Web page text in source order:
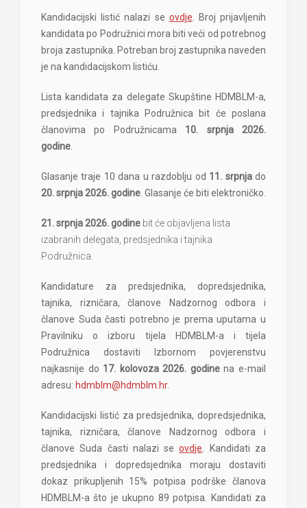
Kandidacijski listić nalazi se ovdje . Broj prijavljenih
kandidata po Podružnici mora biti veći od potrebnog
broja zastupnika. Potreban broj zastupnika naveden
je na kandidacijskom listiću.
Lista kandidata za delegate Skupštine HDMBLM-a,
predsjednika i tajnika Podružnica bit će poslana
članovima po Podružnicama 10. srpnja 2026.
godine
Glasanje traje 10 dana u razdoblju od 11. srpnjado
20. srpnja 2026. godine . Glasanje će biti elektroničko.
21. srpnja 2026. godine bit će objavljena lista
izabranih delegata, predsjednika i tajnika
Podružnica.
Kandidature za predsjednika, dopredsjednika,
tajnika, rizničara, članove Nadzornog odbora i
članove Suda časti potrebno je prema uputama u
Pravilniku o izboru tijela HDMBLM-a i tijela
Podružnica dostaviti Izbornom povjerenstvu
najkasnije do 17. kolovoza 2026. godinena e-mail
adresu: hdmblm@hdmblm.hr.
Kandidacijski listić za predsjednika, dopredsjednika,
tajnika, rizničara, članove Nadzornog odbora i
članove Suda časti nalazi seovdje . Kandidati za
predsjednika i dopredsjednika moraju dostaviti
dokaz prikupljenih 15% potpisa podrške članova
HDMBLM-a što je ukupno 89 potpisa. Kandidati za